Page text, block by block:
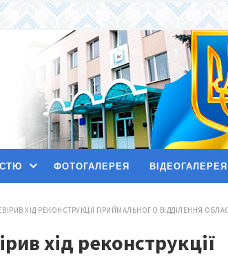
ФОТОГАЛЕРЕЯ ВІДЕОГАЛЕРЕЯ
ХІД РЕКОНСТРУКЦІЇ ПРИЙМАЛЬНОГО ВІДДІЛЕННЯ
хід реконструкції